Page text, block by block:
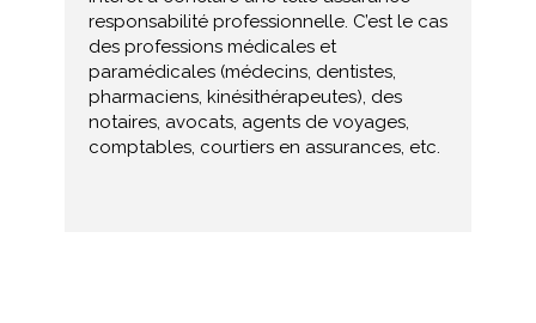
responsabilité professionnelle. C’est le cas
des professions médicales et
paramédicales (médecins, dentistes,
pharmaciens, kinésithérapeutes), des
notaires, avocats, agents de voyages,
comptables, courtiers en assurances, etc.